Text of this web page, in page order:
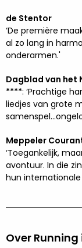
de Stentor
‘De première
al zo lang in
onderarmen.'
Dagblad van het
****: ‘Prachtige
liedjes van grote
Meppeler
‘Toegankelijk,
avontuur. In die
hun internationale
Over